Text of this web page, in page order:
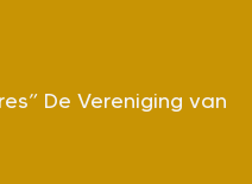
De Vereniging van